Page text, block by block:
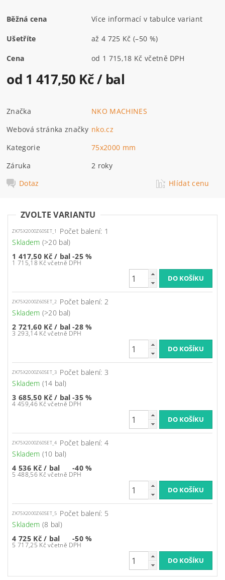
Běžná cena Více informací v tabulce variant
Ušetříte až4 725 Kč (–50 %)
Cena od 1 715,18 Kč včetně DPH
od 1 417,50 Kč/ bal
Značka
NKO MACHINES
Webová stránka značky nko.cz
Kategorie
75x2000 mm
Záruka
2 roky
Dotaz
Hlídat cenu
ZVOLTE VARIANTU
ZK75X2000Z60SET_1
Počet balení: 1
Skladem (>20 bal)
1 417,50 Kč/ bal
1 715,18 Kč včetně DPH
-25 %
ZK75X2000Z60SET_2 Počet balení: 2
Skladem (>20 bal)
2 721,60 Kč/ bal
3 293,14 Kč včetně DPH
-28 %
ZK75X2000Z60SET_3 Počet balení: 3
Skladem (14 bal)
3 685,50 Kč/ bal
4 459,46 Kč včetně DPH
-35 %
ZK75X2000Z60SET_4 Počet balení: 4
Skladem (10 bal)
4 536 Kč/ bal
5 488,56 Kč včetně DPH
-40 %
ZK75X2000Z60SET_5 Počet balení: 5
Skladem (8 bal)
4 725 Kč/ bal
5 717,25 Kč včetně DPH
-50 %